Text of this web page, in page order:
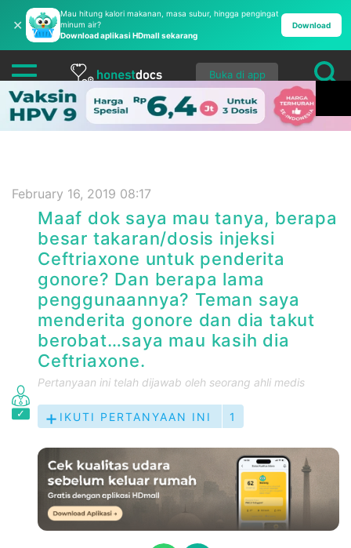
✕
Mau hitung kalori makanan, masa subur, hingga pengingat
minum air?
Download aplikasi HDmall sekarang
Download
Buka di app
February 16, 2019 08:17
Maaf dok saya mau tanya, berapa
besar takaran/dosis injeksi
Ceftriaxone untuk penderita
gonore? Dan berapa lama
penggunaannya? Teman saya
menderita gonore dan dia takut
berobat…saya mau kasih dia
Ceftriaxone.
Pertanyaan ini telah dijawab oleh seorang ahli medis
IKUTI PERTANYAAN INI 1